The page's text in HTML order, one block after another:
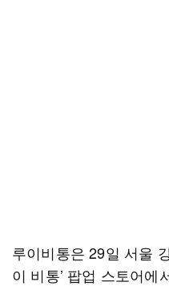
루이비통은 29일 서울
이 비통’ 팝업 스토어에